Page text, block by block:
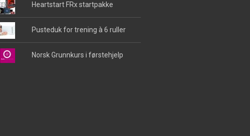
Heartstart FRx startpakke
Pusteduk for trening à 6 ruller
Norsk Grunnkurs i førstehjelp